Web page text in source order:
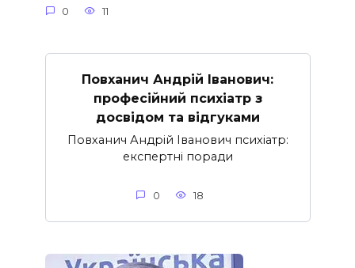
0 11
Повханич Андрій Іванович:
професійний психіатр з
досвідом та відгуками
Повханич Андрій Іванович психіатр:
експертні поради
0 18